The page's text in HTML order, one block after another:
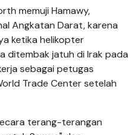
memuji Hamawy,
Angkatan Darat, karena
ketika helikopter
ditembak jatuh di Irak pada
sebagai petugas
Trade Center setelah
terang-terangan